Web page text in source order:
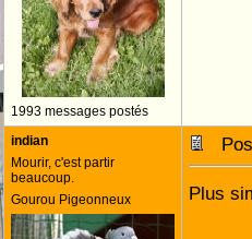
1993 messages postés
indian
Mourir, c'est partir
beaucoup.
Gourou Pigeonneux
Plus